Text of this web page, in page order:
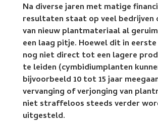
Na diverse jaren met matige
resultaten staat op veel bedrijven
van nieuw plantmateriaal al
een laag pitje. Hoewel dit in
nog niet direct tot een lagere
te leiden (cymbidiumplanten
bijvoorbeeld 10 tot 15 jaar
vervanging of verjonging van
niet straffeloos steeds verder
uitgesteld.